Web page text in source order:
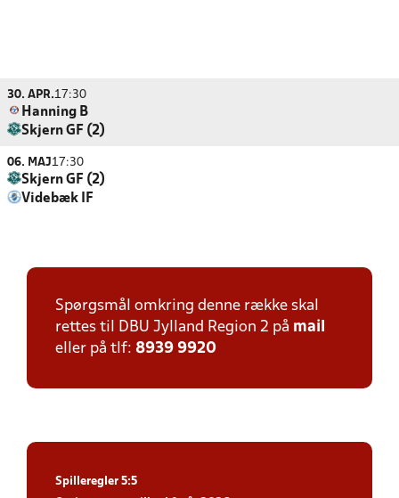
30. APR.17:30
Hanning B
Skjern GF (2)
06. MAJ17:30
Skjern GF (2)
Videbæk IF
Spørgsmål omkring denne række skal
rettes til DBU Jylland Region 2 på mail
eller på tlf: 8939 9920
Spilleregler 5:5